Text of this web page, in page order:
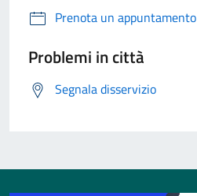
Prenota un appuntamento
Problemi in città
Segnala disservizio